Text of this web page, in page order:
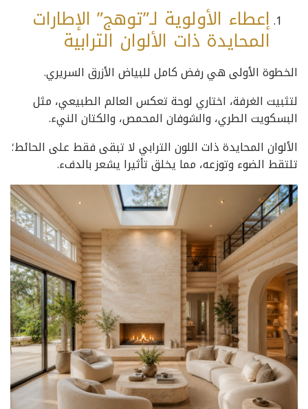
إعطاء الأولوية لـ”توهج” الإطارات
المحايدة ذات الألوان الترابية
الخطوة الأولى هي رفض كامل للبياض الأزرق السريري.
لتثبيت الغرفة، اختاري لوحة تعكس العالم الطبيعي، مثل
البسكويت الطري، والشوفان المحمص، والكتان النيء.
الألوان المحايدة ذات اللون الترابي لا تبقى فقط على الحائط؛
تلتقط الضوء وتوزعه، مما يخلق تأثيرا يشعر بالدفء.